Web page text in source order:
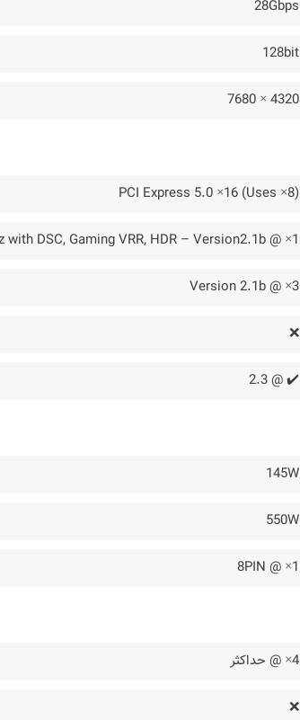
28Gbps
128bit
4320 × 7680
PCI Express 5.0 ×16 (Uses ×8)
1× @ up to 4K 480Hz or 8K 120Hz with DSC, Gaming VRR, HDR – Version2.1b
3× @ Version 2.1b
❌
✔️ @ 2.3
145W
550W
8PIN @ ×1
4× @ حداکثر
❌